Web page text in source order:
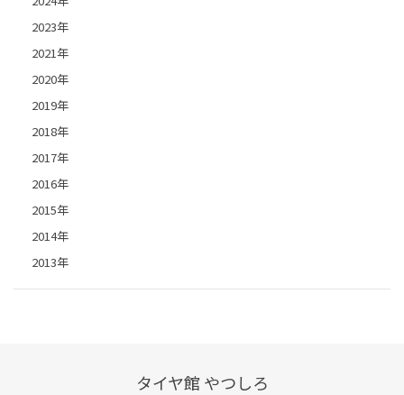
2023年
2021年
2020年
2019年
2018年
2017年
2016年
2015年
2014年
2013年
タイヤ館 やつしろ